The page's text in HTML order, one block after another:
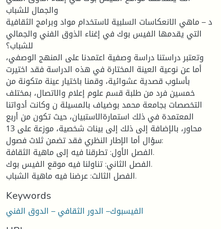
والجمال للشباب
د – ماهي الانعكاسات السلبية لاستخدام مواد وبرامج الثقافية
التي يقدمها الفيس بوك في إغناء الذوق الفني والجمالي
للشباب؟
وتعتبر دراستنا دراسة وصفية اعتمدنا على المنهج الوصفي،
أما عن نوعية العينة المختارة في هذه الدراسة فقد اختيرت
بأسلوب قصدية عشوائية، وقمنا باختيار عينة متكونة من
خمسين فرد من طلبة قسم علوم إعلام والاتصال، بمختلف
التخصصات بجامعة محمد بوضياف بالمسيلة ن وكانت أدواتنا
المعتمدة في ذلك استمارةالاستبيان، حيث تكون من أربع
محاور، بالإضافة إلى ذلك إلى بينات شخصية، موزعة على 13
سؤال أما الإطار النظري فقد تضمن ثلاث فصول:
الفصل الأول: تطرقنا فيه إلى ماهية الثقافة.
الفصل الثاني: تناولنا فيه موقع الفيس بوك.
الفصل الثالث: عرضنا فيه ماهية الشباب.
Keywords
الفيسبوك– الدور الثقافي – الدوق الفني